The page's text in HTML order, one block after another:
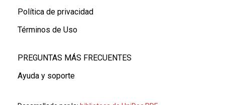
Política de privacidad
Términos de Uso
PREGUNTAS MÁS FRECUENTES
Ayuda y soporte